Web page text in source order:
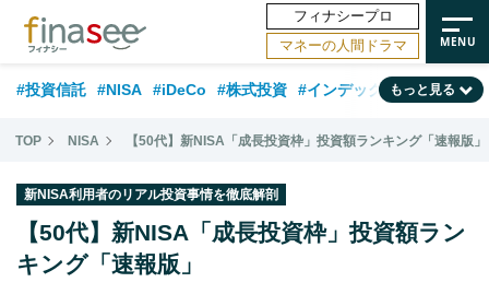
フィナシープロ
マネーの人間ドラマ
#投資信託 #NISA #iDeCo #株式投資 #インデックスファンド
#相談事例 #相続・贈与 #FP #新NISA #ランキング #トレンド
#資産運用業界 #老後 #海外事情 #積立投資
#フィナンシャル・ウェルビーイング
もっと見る
TOP NISA 【50代】新NISA「成長投資枠」投資額ランキング「速報版」
新NISA利用者のリアル投資事情を徹底解剖
【50代】新NISA「成長投資枠」投資額ラン
キング「速報版」